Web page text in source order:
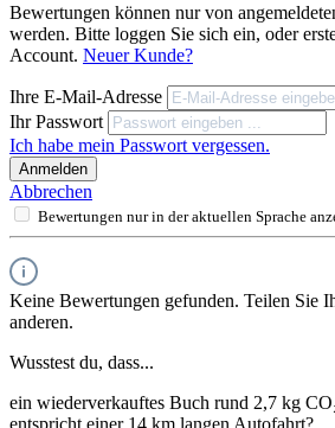
Bewertungen können nur von
werden. Bitte loggen Sie sich ein, oder
Account. Neuer Kunde?
Ihre E-Mail-Adresse
Ihr Passwort
Ich habe mein Passwort vergessen.
Anmelden
Abbrechen
Bewertungen nur in der aktuellen Sprache
Keine Bewertungen gefunden. Teilen Sie
anderen.
Wusstest du, dass...
ein wiederverkauftes Buch rund 2,7 kg
entspricht einer 14 km langen Autofahrt?